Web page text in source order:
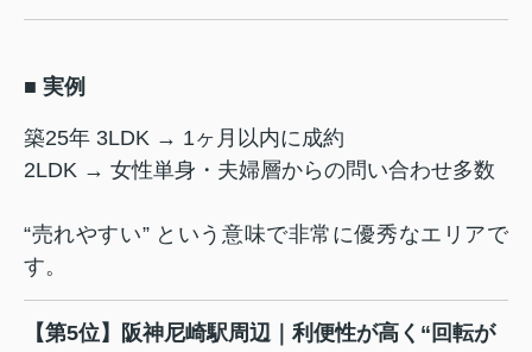
■ 実例
築25年 3LDK → 1ヶ月以内に成約
2LDK → 女性単身・夫婦層からの問い合わせ多数
“売れやすい” という意味で非常に優秀なエリアで
す。
【第5位】阪神尼崎駅周辺｜利便性が高く“回転が